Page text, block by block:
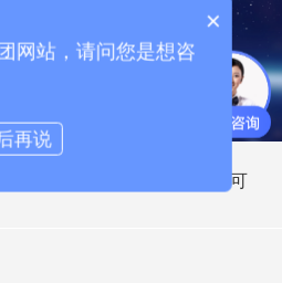
趋势是评价体系全面优化，
新质量与产业价值"，通过机制设
新"，推动技术中心回归研发本
国家发展改革委牵头，商财政
展，多部门协同确保认定工作的
版办法明确技术中心核心职责包
业从技术应用向技术研究与产业
心认定：三大硬门槛，缺一不可
×
网站，请问您是想咨
再说